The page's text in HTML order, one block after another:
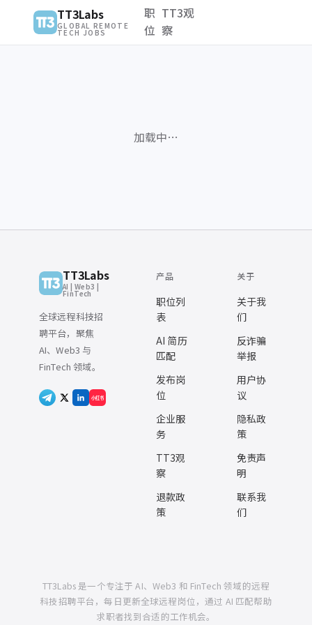
TT3Labs
GLOBAL REMOTE
TECH JOBS
职
位
TT3观
察
加载中…
TT3Labs
AI | Web3 |
FinTech
全球远程科技招
聘平台，聚焦
AI、Web3 与
FinTech 领域。
小红书
产品
职位列
表
AI 简历
匹配
发布岗
位
企业服
务
TT3观
察
退款政
策
关于
关于我
们
反诈骗
举报
用户协
议
隐私政
策
免责声
明
联系我
们
TT3Labs 是一个专注于 AI、Web3 和 FinTech 领域的远程
科技招聘平台，每日更新全球远程岗位，通过 AI 匹配帮助
求职者找到合适的工作机会。